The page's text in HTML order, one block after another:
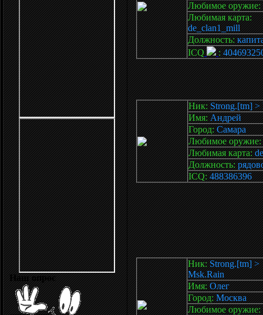
Наш опрос
Любимое оружие:
Любимая карта:
de_clan1_mill
Должность:
ICQ
:
Ник:Strong.[tm] >
Имя:Андрей
Город:Самара
Любимое оружие:
Любимая карта:
Должность:
ICQ:488386396
Ник: Strong.[tm] >
Msk.Rain
Имя:Олег
Город:Москва
Любимое оружие: